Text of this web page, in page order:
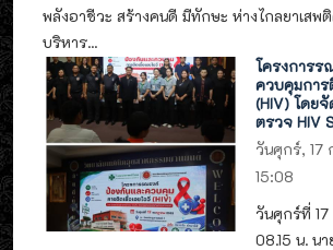
พลังอาชีวะ สร้างคนดี มีทักษะ ห่างไกลยาเส
บริหาร...
โครงการร
ควบคุมการ
(HIV) โดย
ตรวจ HIV
วันศุกร์, 17
15:08
วันศุกร์ที่ 17
08.15 น. น